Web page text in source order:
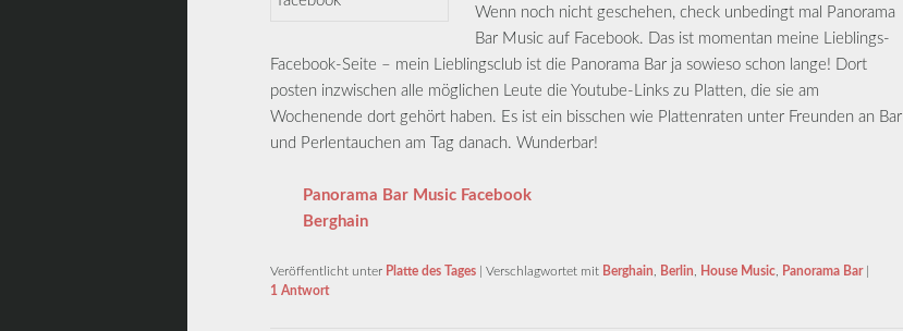
Wenn noch nicht geschehen, check unbedingt mal Panorama
Bar Music auf Facebook. Das ist momentan meine Lieblings-
Facebook-Seite – mein Lieblingsclub ist die Panorama Bar ja sowieso schon lange! Dort
posten inzwischen alle möglichen Leute die Youtube-Links zu Platten, die sie am
Wochenende dort gehört haben. Es ist ein bisschen wie Plattenraten unter Freunden an Bar
und Perlentauchen am Tag danach. Wunderbar!
Panorama Bar Music Facebook
Berghain
Veröffentlicht unter Platte des Tages Verschlagwortet mit Berghain, Berlin, House Music, Panorama Bar
1 Antwort